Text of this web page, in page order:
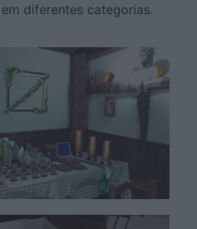
diferentes categorias.